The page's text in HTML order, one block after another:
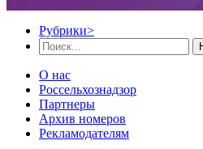
Рубрики>
О нас
Россельхознадзор
Партнеры
Архив номеров
Рекламодателям